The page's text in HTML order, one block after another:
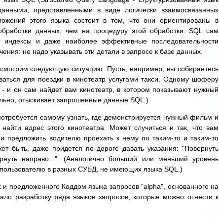
представленными в виде логически взаимосвязанных
этого языка состоит в том, что они ориентированы в
данных, чем на процедуру этой обработки. SQL сам
индексы и даже наиболее эффективные последовательности
не надо указывать эти детали в запросе к базе данных.
следующую ситуацию. Пусть, например, вы собираетесь
для поездки в кинотеатр услугами такси. Одному шоферу
- и он сам найдет вам кинотеатр, в котором показывают нужный
отыскивает запрошенные данные SQL.)
самому узнать, где демонстрируется нужный фильм и
адрес этого кинотеатра. Может случиться и так, что вам
предложить водителю проехать к нему по таким-то и таким-то
даже придется по дороге давать указания: "Повернуть
направо...". (Аналогично больший или меньший уровень
пользователю в разных СУБД, не имеющих языка SQL.)
предложенного Коддом языка запросов "alpha", основанного на
разработку ряда языков запросов, которые можно отнести к